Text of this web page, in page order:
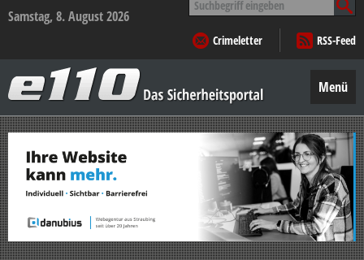
Samstag, 8. August 2026
nach:
Crimeletter
RSS-Feed
–
Das
Sicherheitsportal
Menü
Zum
Inhalt
springen